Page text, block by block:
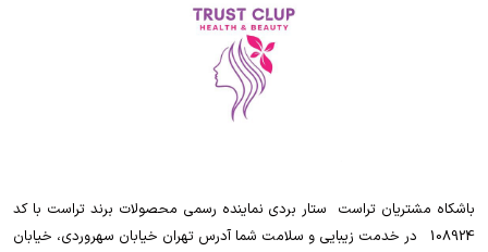
باشکاه مشتریان تراست ‌ ‌ستار بردی نماینده رسمی محصولات برند تراست با کد
108924 ‌ ‌ در خدمت زیبایی و سلامت شما آدرس تهران خیابان سهروردی، خیابان